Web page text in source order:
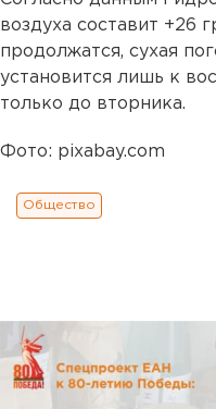
воздуха составит +26
продолжатся, сухая
установится лишь к
только до вторника.
Фото: pixabay.com
Общество